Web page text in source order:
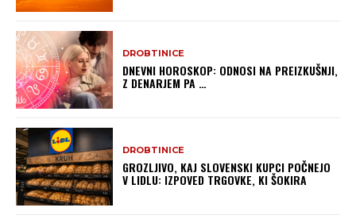
DROBTINICE
DNEVNI HOROSKOP: ODNOSI NA PREIZKUŠNJI,
Z DENARJEM PA …
DROBTINICE
GROZLJIVO, KAJ SLOVENSKI KUPCI POČNEJO
V LIDLU: IZPOVED TRGOVKE, KI ŠOKIRA